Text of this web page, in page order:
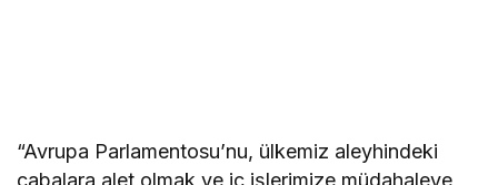
“Avrupa Parlamentosu’nu, ülkemiz aleyhindeki
çabalara alet olmak ve iç işlerimize müdahaleye